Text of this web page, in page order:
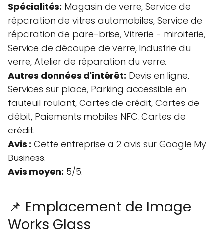
Spécialités: Magasin de verre, Service de
réparation de vitres automobiles, Service de
réparation de pare-brise, Vitrerie - miroiterie,
Service de découpe de verre, Industrie du
verre, Atelier de réparation du verre.
Autres données d'intérêt: Devis en ligne,
Services sur place, Parking accessible en
fauteuil roulant, Cartes de crédit, Cartes de
débit, Paiements mobiles NFC, Cartes de
crédit.
Avis : Cette entreprise a 2 avis sur Google My
Business.
Avis moyen: 5/5.
📌 Emplacement de Image
Works Glass